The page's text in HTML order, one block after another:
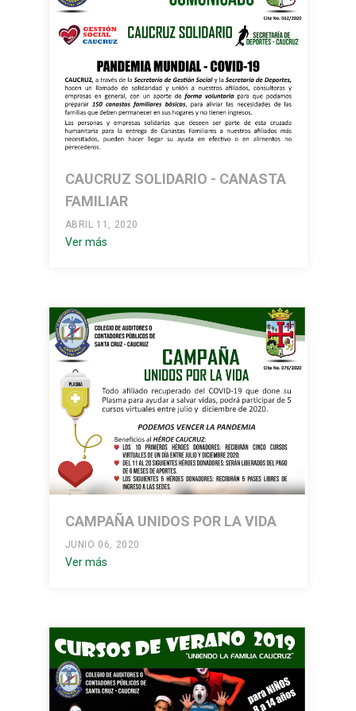
CAUCRUZ SOLIDARIO - CANASTA
FAMILIAR
ABRIL 11, 2020
Ver más
CAMPAÑA UNIDOS POR LA VIDA
JUNIO 06, 2020
Ver más